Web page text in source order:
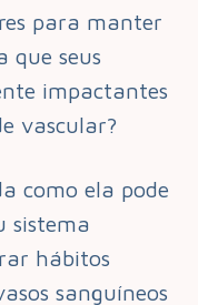
para manter
que seus
impactantes
vascular?
como ela pode
sistema
hábitos
sanguíneos